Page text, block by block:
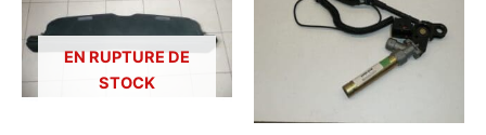
EN RUPTURE DE
STOCK